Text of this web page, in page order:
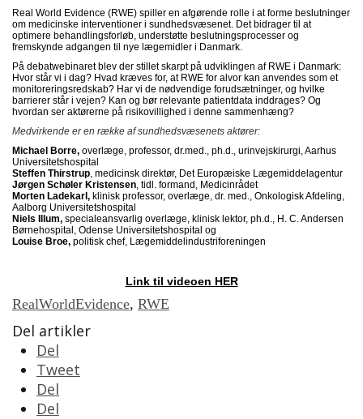
Real World Evidence (RWE) spiller en afgørende rolle i at forme beslutninger
om medicinske interventioner i sundhedsvæsenet. Det bidrager til at
optimere behandlingsforløb, understøtte beslutningsprocesser og
fremskynde adgangen til nye lægemidler i Danmark.
På debatwebinaret blev der stillet skarpt på udviklingen af RWE i Danmark:
Hvor står vi i dag? Hvad kræves for, at RWE for alvor kan anvendes som et
monitoreringsredskab? Har vi de nødvendige forudsætninger, og hvilke
barrierer står i vejen? Kan og bør relevante patientdata inddrages? Og
hvordan ser aktørerne på risikovillighed i denne sammenhæng?
Medvirkende er en række af sundhedsvæsenets aktører:
Michael Borre, overlæge, professor, dr.med., ph.d., urinvejskirurgi, Aarhus
Universitetshospital
Steffen Thirstrup, medicinsk direktør, Det Europæiske Lægemiddelagentur
Jørgen Schøler Kristensen, tidl. formand, Medicinrådet
Morten Ladekarl, klinisk professor, overlæge, dr. med., Onkologisk Afdeling,
Aalborg Universitetshospital
Niels Illum, specialeansvarlig overlæge, klinisk lektor, ph.d., H. C. Andersen
Børnehospital, Odense Universitetshospital og
Louise Broe, politisk chef, Lægemiddelindustriforeningen
Link til videoen HER
RealWorldEvidence, RWE
Del artikler
Del
Tweet
Del
Del